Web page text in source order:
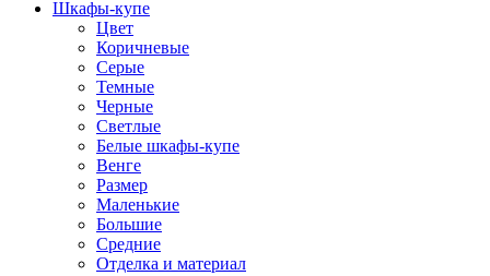
Шкафы-купе
Цвет
Коричневые
Серые
Темные
Черные
Светлые
Белые шкафы-купе
Венге
Размер
Маленькие
Большие
Средние
Отделка и материал